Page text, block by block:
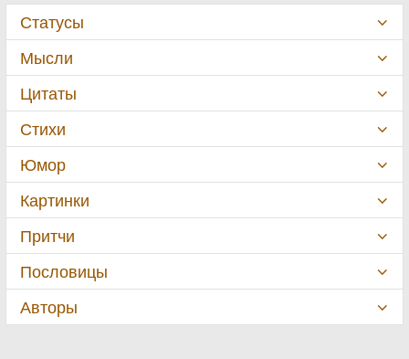
Статусы
Мысли
Цитаты
Стихи
Юмор
Картинки
Притчи
Пословицы
Авторы